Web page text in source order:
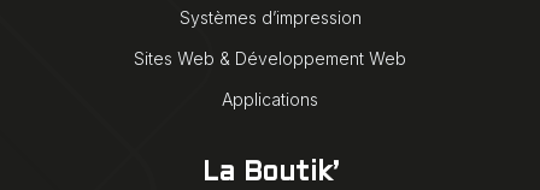
Systèmes d’impression
Sites Web & Développement Web
Applications
La Boutik’